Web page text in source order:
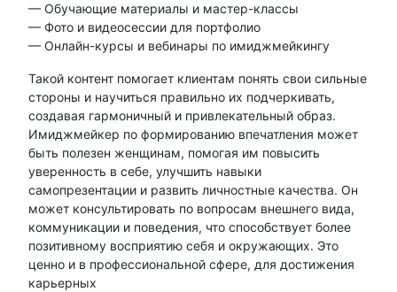
— Обучающие материалы и мастер-классы
— Фото и видеосессии для портфолио
— Онлайн-курсы и вебинары по имиджмейкингу
Такой контент помогает клиентам понять свои сильные
стороны и научиться правильно их подчеркивать,
создавая гармоничный и привлекательный образ.
Имиджмейкер по формированию впечатления может
быть полезен женщинам, помогая им повысить
уверенность в себе, улучшить навыки
самопрезентации и развить личностные качества. Он
может консультировать по вопросам внешнего вида,
коммуникации и поведения, что способствует более
позитивному восприятию себя и окружающих. Это
ценно и в профессиональной сфере, для достижения
карьерных